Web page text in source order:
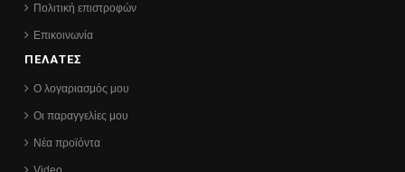
Πολιτική επιστροφών
Επικοινωνία
ΠΕΛΑΤΕΣ
Ο λογαριασμός μου
Οι παραγγελίες μου
Νέα προϊόντα